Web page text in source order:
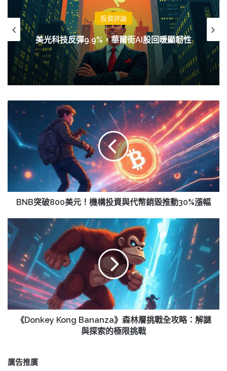
投資評論
美光科技反彈9.9%，華爾街AI股回暖顯韌性
BNB
破
800
投
代
幣
銷
毀
推
動
30%
漲
幅
BNB突破800美元！機構投資與代幣銷毀推動30%漲幅
《Donkey
Kong
Bananza》
森
林
層
全
與
《Donkey Kong Bananza》森林層挑戰全攻略：解謎
與探索的極限挑戰
廣告推廣